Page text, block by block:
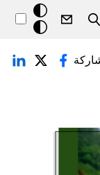
Search
خلفيّة
داكنة